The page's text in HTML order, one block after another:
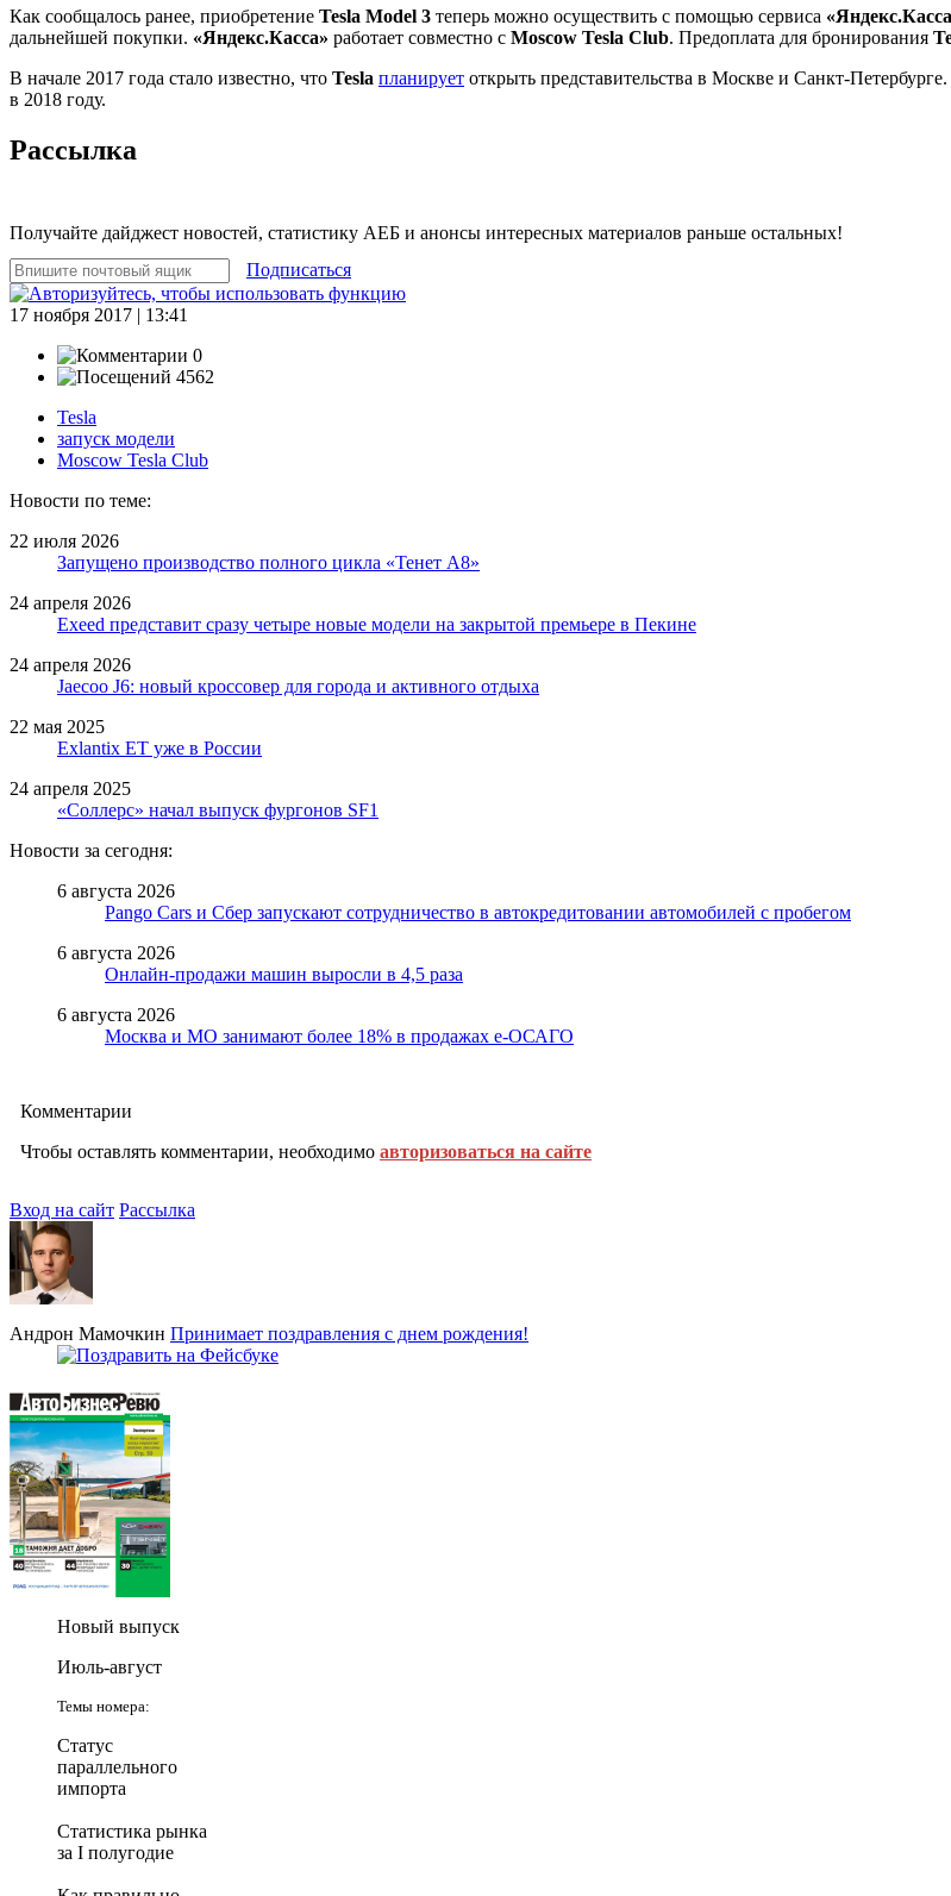
Как сообщалось ранее, приобретение Tesla Model 3 теперь можно осуществить с помощью сервиса
дальнейшей покупки. «Яндекс.Касса» работает совместно с Moscow Tesla Club. Предоплата для бронирования
В начале 2017 года стало известно, что Tesla планирует открыть представительства в Москве и Санкт-
в 2018 году.
Рассылка
Получайте дайджест новостей, статистику АЕБ и анонсы интересных материалов раньше остальных!
Подписаться
17 ноября 2017 | 13:41
0
4562
Tesla
запуск модели
Moscow Tesla Club
Новости по теме:
22 июля 2026
Запущено производство полного цикла «Тенет A8»
24 апреля 2026
Exeed представит сразу четыре новые модели на закрытой премьере в Пекине
24 апреля 2026
Jaecoo J6: новый кроссовер для города и активного отдыха
22 мая 2025
Exlantix ET уже в России
24 апреля 2025
«Соллерс» начал выпуск фургонов SF1
Новости за сегодня:
6 августа 2026
Pango Cars и Сбер запускают сотрудничество в автокредитовании автомобилей с пробегом
6 августа 2026
Онлайн-продажи машин выросли в 4,5 раза
6 августа 2026
Москва и МО занимают более 18% в продажах е-ОСАГО
Комментарии
Чтобы оставлять комментарии, необходимо авторизоваться на сайте
Вход на сайт Рассылка
Андрон Мамочкин Принимает поздравления с днем рождения!
Новый выпуск
Июль-август
Темы номера:
Статус
параллельного
импорта
Статистика рынка
за I полугодие